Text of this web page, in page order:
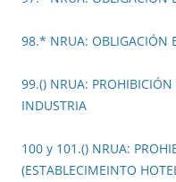
98.* NRUA: OBLIGACIÓN
99.() NRUA: PROHIBICIÓN
INDUSTRIA
100 y 101.() NRUA:
(ESTABLECIMEINTO